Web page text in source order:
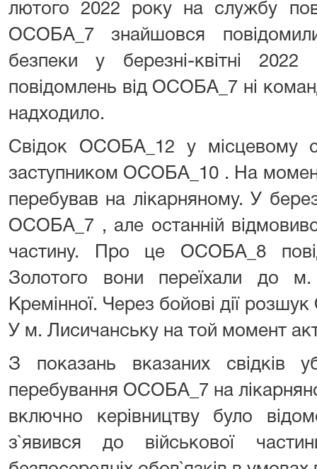
лютого 2022 року на службу
ОСОБА_7 знайшовся
безпеки у березні-квітні
повідомлень від ОСОБА_7 ні
надходило.
Свідок ОСОБА_12 у місцевому
заступником ОСОБА_10 . На
перебував на лікарняному. У
ОСОБА_7 , але останній
частину. Про це ОСОБА_8
Золотого вони переїхали до
Кремінної. Через бойові дії
У м. Лисичанську на той момент
З показань вказаних свідків
перебування ОСОБА_7 на
включно керівництву було
з`явився до військової